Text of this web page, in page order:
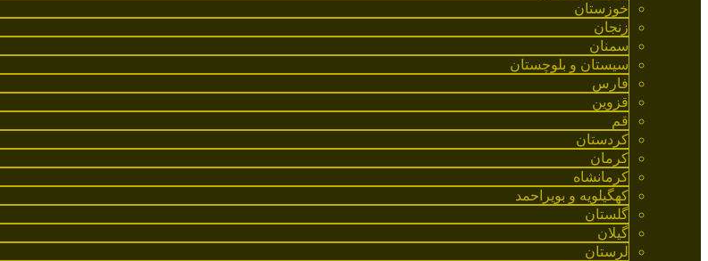
خوزستان
زنجان
سمنان
سیستان و بلوچستان
فارس
قزوین
قم
کردستان
کرمان
کرمانشاه
کهگیلویه و بویراحمد
گلستان
گیلان
لرستان